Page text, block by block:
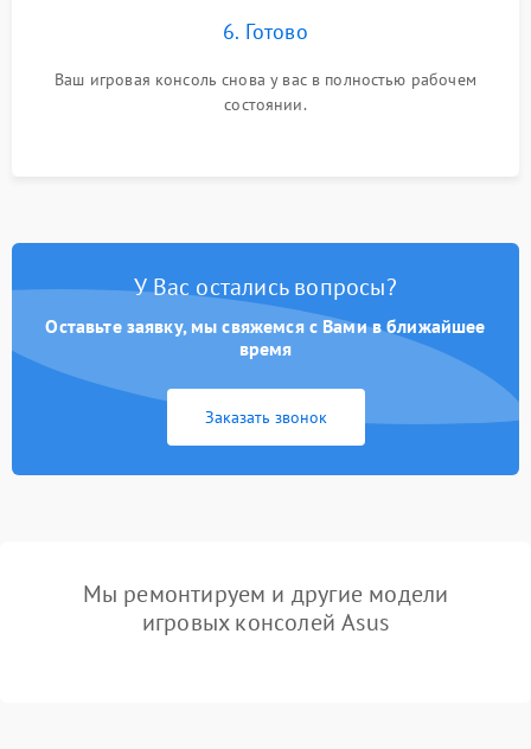
6. Готово
Ваш игровая консоль снова у вас в полностью рабочем
состоянии.
У Вас остались вопросы?
Оставьте заявку, мы свяжемся с Вами в ближайшее
время
Заказать звонок
Мы ремонтируем и другие модели
игровых консолей Asus